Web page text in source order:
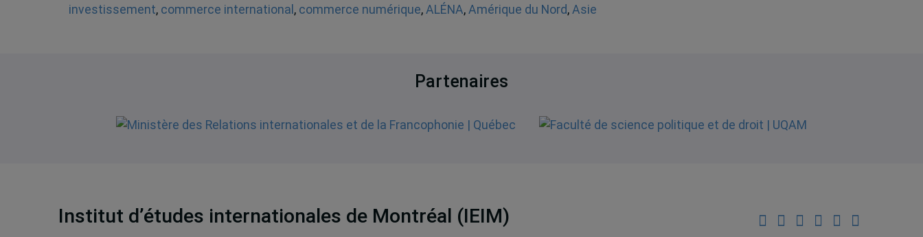
investissement, commerce international , commerce numérique, ALÉNA, Amérique du Nord, Asie
Partenaires
Institut d’études internationales de Montréal (IEIM)